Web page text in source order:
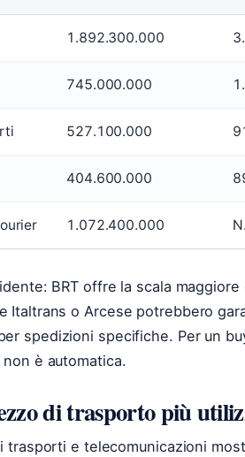
1.892.300.000
745.000.000
527.100.000
404.600.000
1.072.400.000
BRT offre la scala
Italtrans o Arcese potrebbero
spedizioni specifiche. Per un
è automatica.
di trasporto più
trasporti e telecomunicazioni